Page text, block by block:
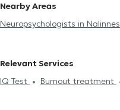
Nearby Areas
Neuropsychologists in Nalinnes
Relevant Services
IQ Test
Burnout treatment